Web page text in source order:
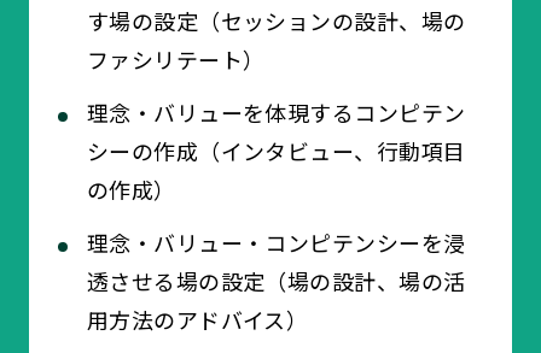
す場の設定（セッションの設計、場の
ファシリテート）
理念・バリューを体現するコンピテン
シーの作成（インタビュー、行動項目
の作成）
理念・バリュー・コンピテンシーを浸
透させる場の設定（場の設計、場の活
用方法のアドバイス）